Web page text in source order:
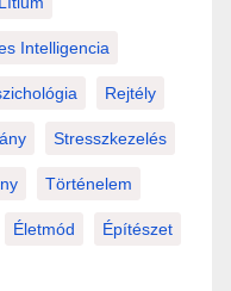
Intelligencia
Rejtély
Stresszkezelés
Történelem
Életmód Építészet